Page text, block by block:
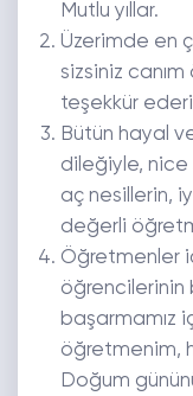
Mutlu yıllar.
Üzerimde en
sizsiniz
teşekkür
Bütün hayal
dileğiyle,
aç nesillerin,
değerli
Öğretmenler
öğrencilerinin
başarmamız
öğretmenim,
Doğum